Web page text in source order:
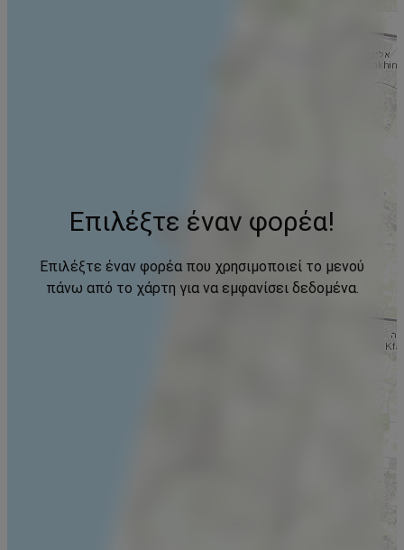
Επιλέξτε έναν φορέα!
Επιλέξτε έναν φορέα που χρησιμοποιεί το μενού
πάνω από το χάρτη για να εμφανίσει δεδομένα.